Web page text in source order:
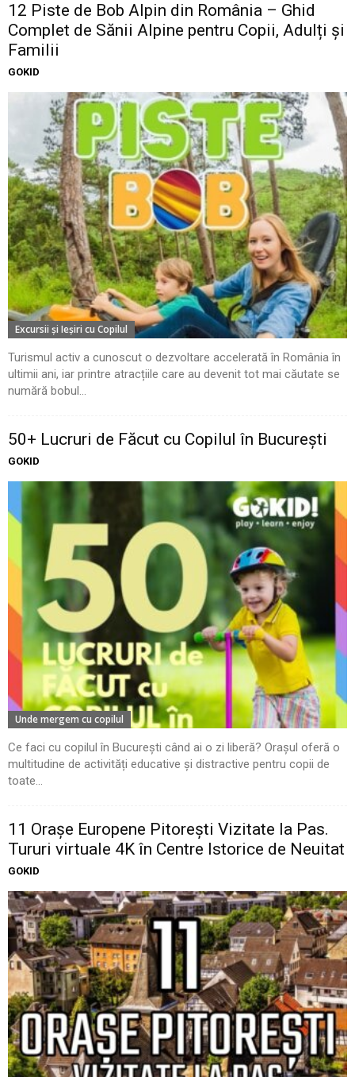
12 Piste de Bob Alpin din România – Ghid
Complet de Sănii Alpine pentru Copii, Adulți și
Familii
GOKID
Excursii şi Ieşiri cu Copilul
Turismul activ a cunoscut o dezvoltare accelerată în România în
ultimii ani, iar printre atracțiile care au devenit tot mai căutate se
numără bobul...
50+ Lucruri de Făcut cu Copilul în București
GOKID
Unde mergem cu copilul
Ce faci cu copilul în București când ai o zi liberă? Orașul oferă o
multitudine de activități educative și distractive pentru copii de
toate...
11 Oraşe Europene Pitoreşti Vizitate la Pas.
Tururi virtuale 4K în Centre Istorice de Neuitat
GOKID